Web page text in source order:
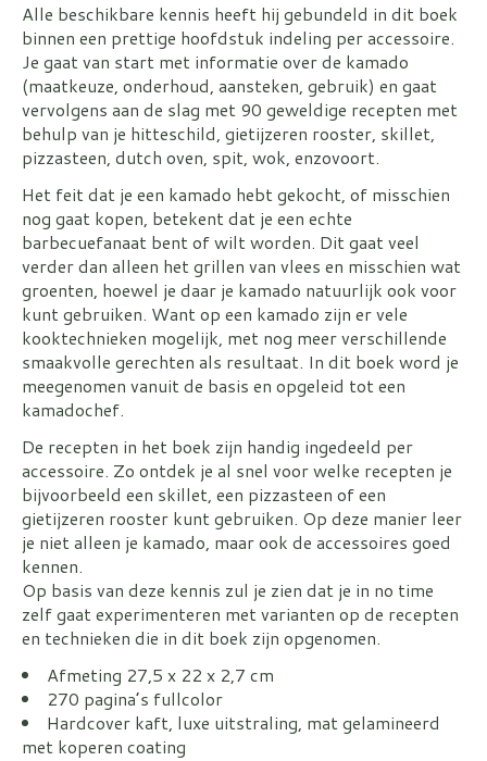
Alle beschikbare kennis heeft hij gebundeld in dit boek
binnen een prettige hoofdstuk indeling per accessoire.
Je gaat van start met informatie over de kamado
(maatkeuze, onderhoud, aansteken, gebruik) en gaat
vervolgens aan de slag met 90 geweldige recepten met
behulp van je hitteschild, gietijzeren rooster, skillet,
pizzasteen, dutch oven, spit, wok, enzovoort.
Het feit dat je een kamado hebt gekocht, of misschien
nog gaat kopen, betekent dat je een echte
barbecuefanaat bent of wilt worden. Dit gaat veel
verder dan alleen het grillen van vlees en misschien wat
groenten, hoewel je daar je kamado natuurlijk ook voor
kunt gebruiken. Want op een kamado zijn er vele
kooktechnieken mogelijk, met nog meer verschillende
smaakvolle gerechten als resultaat. In dit boek word je
meegenomen vanuit de basis en opgeleid tot een
kamadochef.
De recepten in het boek zijn handig ingedeeld per
accessoire. Zo ontdek je al snel voor welke recepten je
bijvoorbeeld een skillet, een pizzasteen of een
gietijzeren rooster kunt gebruiken. Op deze manier leer
je niet alleen je kamado, maar ook de accessoires goed
kennen.
Op basis van deze kennis zul je zien dat je in no time
zelf gaat experimenteren met varianten op de recepten
en technieken die in dit boek zijn opgenomen.
Afmeting 27,5 x 22 x 2,7 cm
270 pagina’s fullcolor
Hardcover kaft, luxe uitstraling, mat gelamineerd
met koperen coating